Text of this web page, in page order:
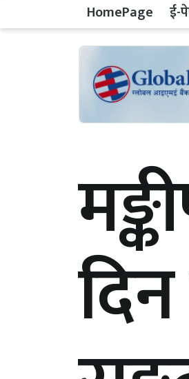
HomePage ई-